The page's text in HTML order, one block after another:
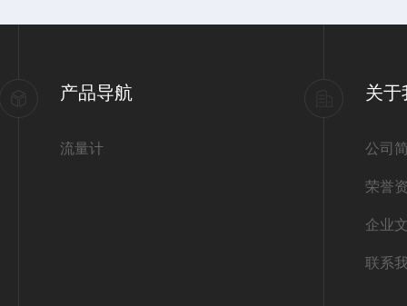
产品导航
流量计
关于
公司
荣誉
企业
联系